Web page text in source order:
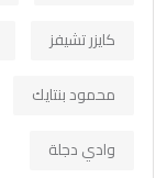
كايزر تشيفز
محمود بنتايك
وادي دجلة